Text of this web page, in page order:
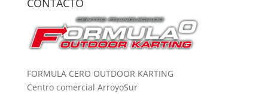
FORMULA CERO OUTDOOR KARTING
Centro comercial ArroyoSur